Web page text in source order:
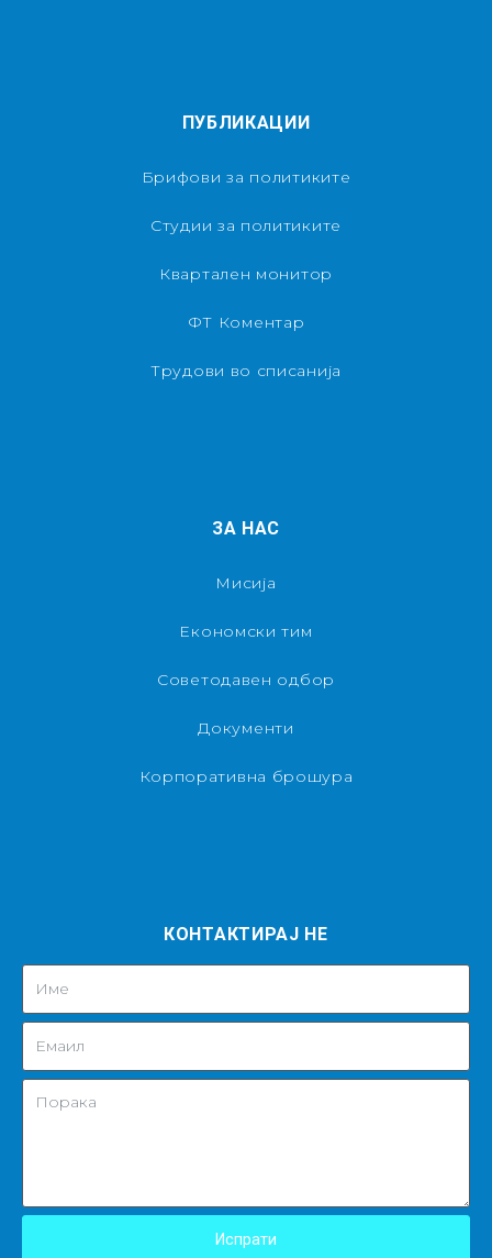
ПУБЛИКАЦИИ
Брифови за политиките
Студии за политиките
Квартален монитор
ФТ Коментар
Трудови во списанија
ЗА НАС
Мисија
Економски тим
Советодавен одбор
Документи
Корпоративна брошура
КОНТАКТИРАЈ НЕ
Испрати